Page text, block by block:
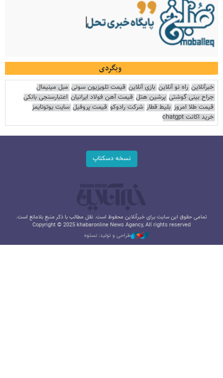
وبگردی
خبرآنلاین راه نو آنلاین بازی آنلاین قیمت تلویزیون سونی مبل مینیمال
جراح بینی گوشتی پرشین هتل قیمت آهن فولاد ایرانیان اعتبارسنجی بانکی
قیمت طلا امروز بلیط قطار شرکت رادوکو قیمت پروفیل سایت یوتوتایمز
خرید اکانت chatgpt
نسخه دسکتاپ
تمامی حقوق این سایت برای خبرآنلاین محفوظ است. نقل مطالب با ذکر منبع بلامانع است.
Copyright © 2025 khabaronline News Agancy, All rights reserved
طراحی و تولید: نستوه